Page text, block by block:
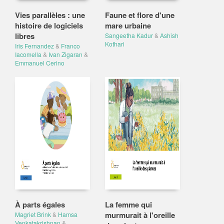
Vies parallèles : une
histoire de logiciels
libres
Iris Fernandez& Franco
Iacomella & Ivan Zigaran &
Emmanuel Cerino
Faune et flore d'une
mare urbaine
Sangeetha Kadur& Ashish
Kothari
À parts égales
Magriet Brink& Hamsa
La femme qui
murmurait à l'oreille